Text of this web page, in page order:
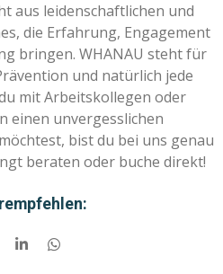
aus leidenschaftlichen und
die Erfahrung, Engagement
bringen. WHANAU steht für
und natürlich jede
mit Arbeitskollegen oder
einen unvergesslichen
bist du bei uns genau
beraten oder buche direkt!
T
T